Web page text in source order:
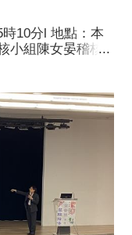
10分l 地點：本
小組陳女晏稽核
參訓對象：多次
園市政府採購稽